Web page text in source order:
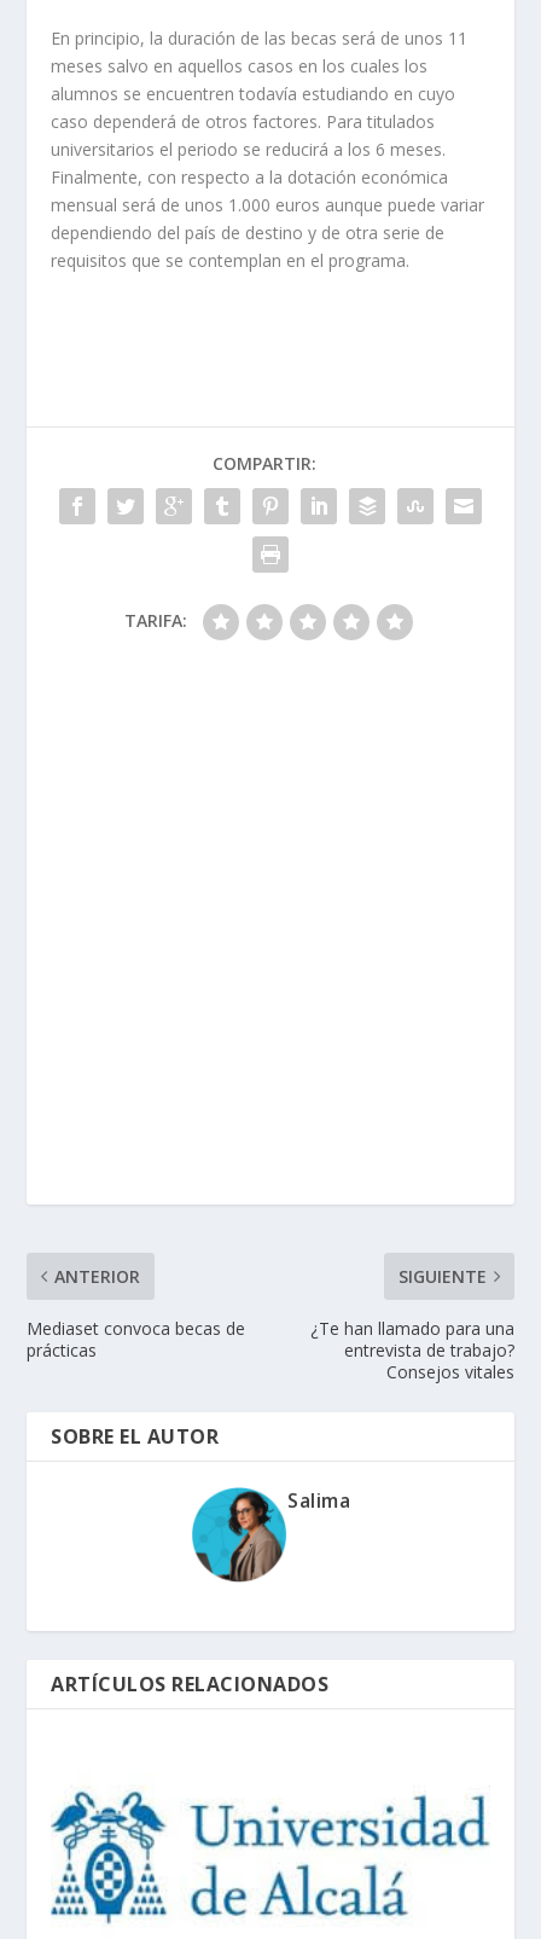
En principio, la duración de las becas será de unos 11
meses salvo en aquellos casos en los cuales los
alumnos se encuentren todavía estudiando en cuyo
caso dependerá de otros factores. Para titulados
universitarios el periodo se reducirá a los 6 meses.
Finalmente, con respecto a la dotación económica
mensual será de unos 1.000 euros aunque puede variar
dependiendo del país de destino y de otra serie de
requisitos que se contemplan en el programa.
COMPARTIR:
TARIFA:
ANTERIOR
Mediaset convoca becas de
prácticas
SIGUIENTE
¿Te han llamado para una
entrevista de trabajo?
Consejos vitales
SOBRE EL AUTOR
Salima
ARTÍCULOS RELACIONADOS